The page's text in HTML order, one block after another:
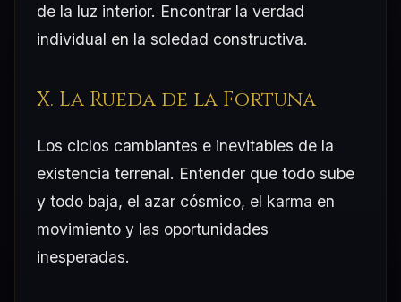
de la luz interior. Encontrar la verdad
individual en la soledad constructiva.
X. La Rueda de la Fortuna
Los ciclos cambiantes e inevitables de la
existencia terrenal. Entender que todo sube
y todo baja, el azar cósmico, el karma en
movimiento y las oportunidades
inesperadas.